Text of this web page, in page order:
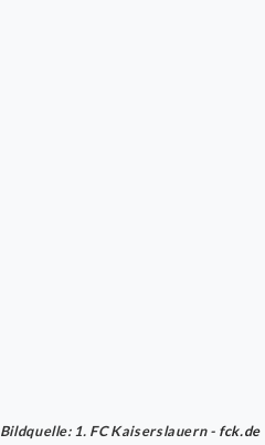
Bildquelle: 1. FC Kaiserslauern - fck.de